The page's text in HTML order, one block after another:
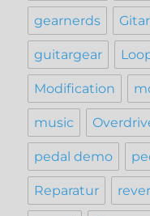
gearnerds
guitargear
Modification
music
pedal demo
Reparatur